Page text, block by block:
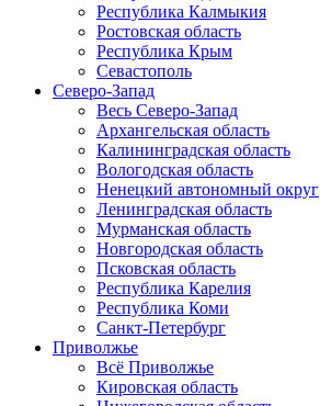
Республика Калмыкия
Ростовская область
Республика Крым
Севастополь
Северо-Запад
Весь Северо-Запад
Архангельская область
Калининградская область
Вологодская область
Ненецкий автономный округ
Ленинградская область
Мурманская область
Новгородская область
Псковская область
Республика Карелия
Республика Коми
Санкт-Петербург
Приволжье
Всё Приволжье
Кировская область